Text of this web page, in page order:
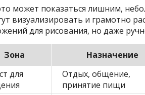
может показаться лишним,
визуализировать и грамотно
для рисования, но даже
Зона Назначение
для
Отдых, общение,
принятие пищи